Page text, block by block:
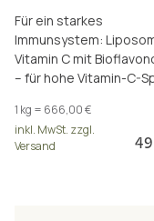
Für ein starkes
Immunsystem:
Vitamin C mit
– für hohe Vitamin-C-
besser bioverfügbar.
1 kg = 666,00 €
inkl. MwSt. zzgl.
Versand